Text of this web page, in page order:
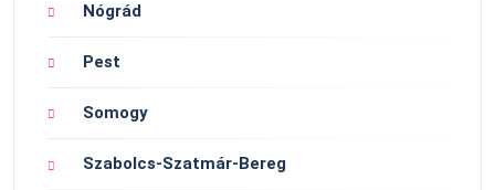
Nógrád
Pest
Somogy
Szabolcs-Szatmár-Bereg